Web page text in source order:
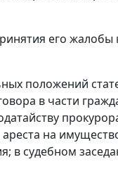
его жалобы
положений
в части
на
в судебном